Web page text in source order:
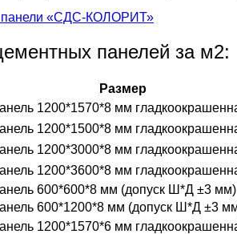
панели «СДС-КОЛОРИТ»
панелей за м2:
Размер
1200*1570*8 мм
1200*1500*8 мм
1200*3000*8 мм
1200*3600*8 мм
600*600*8 мм (допуск Ш*Д ±3
600*1200*8 мм (допуск Ш*Д ±3
1200*1570*6 мм